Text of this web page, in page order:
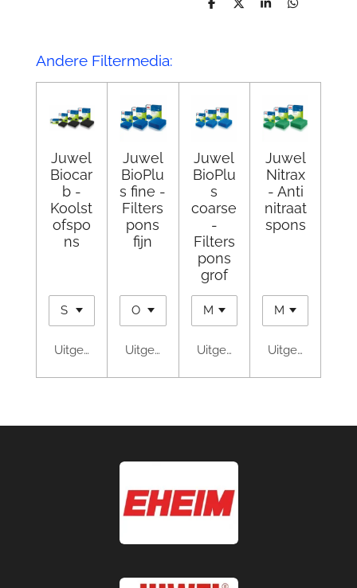
D
D
S
D
Andere Filtermedia:
Juwel
Biocar
b -
Koolst
ofspo
ns
Uitgeschakeld
Juwel
BioPlu
s fine -
Filters
pons
fijn
Uitgeschakeld
Juwel
BioPlu
s
coarse
-
Filters
pons
grof
Uitgeschakeld
Juwel
Nitrax
- Anti
nitraat
spons
Uitgeschakeld